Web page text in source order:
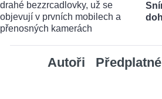
Autoři Předplatné